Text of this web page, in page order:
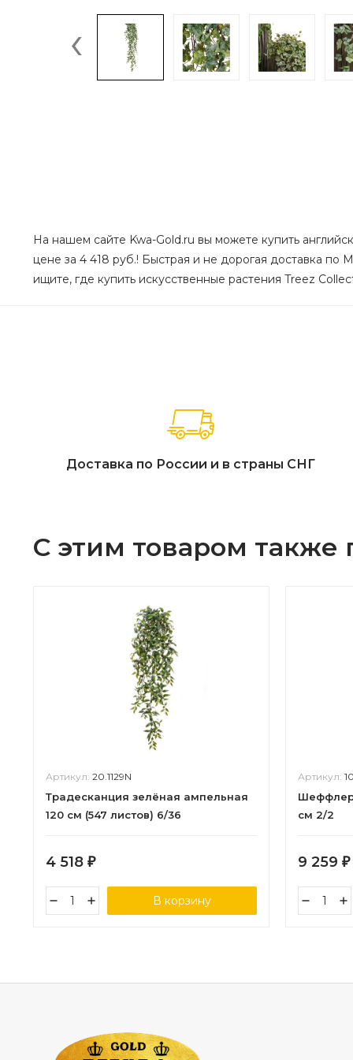
‹
На нашем сайте Kwa-Gold.ru вы можете купить
цене за 4 418 руб.! Быстрая и не дорогая доставка по
ищите, где купить искусственные растения Treez
Доставка по России и в страны СНГ
С этим товаром также
Артикул: 20.1129N
Традесканция зелёная ампельная
120 см (547 листов) 6/36
4 518 ₽
В корзину
Артикул:
см 2/2
9 259 ₽